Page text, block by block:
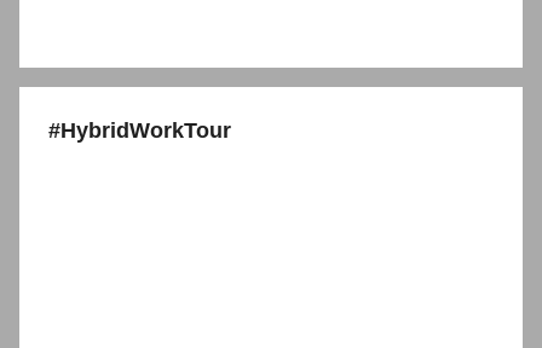
#HybridWorkTour